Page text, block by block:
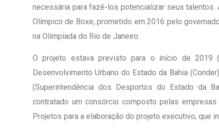
necessária para fazê-los potencializar seus talentos.
Olímpico de Boxe, prometido em 2016 pelo
na Olimpíada do Rio de Janeiro.
O projeto estava previsto para o início de 2019
Desenvolvimento Urbano do Estado da Bahia
(Superintendência dos Desportos do Estado da
contratado um consórcio composto pelas
Projetos para a elaboração do projeto executivo, que
D’água
01 JUL 2018